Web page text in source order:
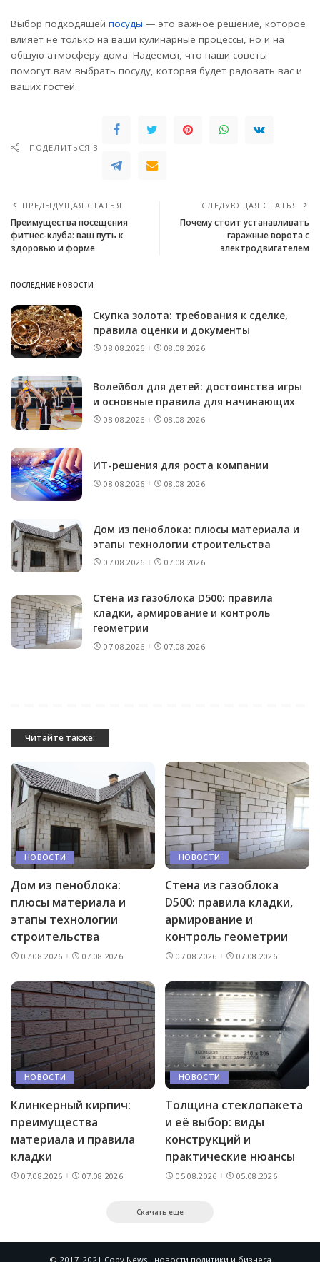
Выбор подходящей посуды — это важное решение, которое
влияет не только на ваши кулинарные процессы, но и на
общую атмосферу дома. Надеемся, что наши советы
помогут вам выбрать посуду, которая будет радовать вас и
ваших гостей.
ПОДЕЛИТЬСЯ В
ПРЕДЫДУЩАЯ СТАТЬЯ
Преимущества посещения
фитнес-клуба: ваш путь к
здоровью и форме
СЛЕДУЮЩАЯ СТАТЬЯ
Почему стоит устанавливать
гаражные ворота с
электродвигателем
ПОСЛЕДНИЕ НОВОСТИ
Скупка золота: требования к сделке,
правила оценки и документы
08.08.2026 08.08.2026
Волейбол для детей: достоинства игры
и основные правила для начинающих
08.08.2026 08.08.2026
ИТ-решения для роста компании
08.08.2026 08.08.2026
Дом из пеноблока: плюсы материала и
этапы технологии строительства
07.08.2026 07.08.2026
Стена из газоблока D500: правила
кладки, армирование и контроль
геометрии
07.08.2026 07.08.2026
Читайте также:
НОВОСТИ
Дом из пеноблока:
плюсы материала и
этапы технологии
строительства
07.08.2026 07.08.2026
НОВОСТИ
Стена из газоблока
D500: правила кладки,
армирование и
контроль геометрии
07.08.2026 07.08.2026
НОВОСТИ
Клинкерный кирпич:
преимущества
материала и правила
кладки
07.08.2026 07.08.2026
НОВОСТИ
Толщина стеклопакета
и её выбор: виды
конструкций и
практические нюансы
05.08.2026 05.08.2026
Скачать еще
© 2017-2021 Copy News - новости политики и бизнеса